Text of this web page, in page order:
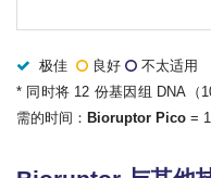
极佳 良好
不太适用
* 同时将 12 份基因组 DNA（
需的时间： Bioruptor Pico =